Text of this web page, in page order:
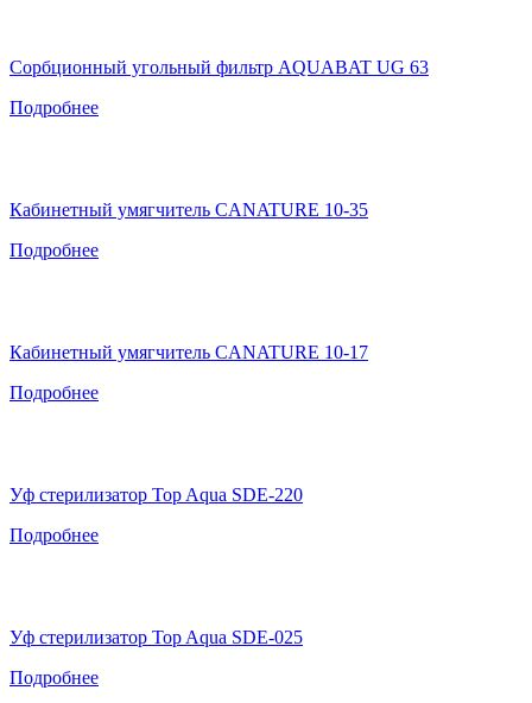
Сорбционный угольный фильтр AQUABAT UG 63
Подробнее
Кабинетный умягчитель CANATURE 10-35
Подробнее
Кабинетный умягчитель CANATURE 10-17
Подробнее
Уф стерилизатор Top Aqua SDE-220
Подробнее
Уф стерилизатор Top Aqua SDE-025
Подробнее